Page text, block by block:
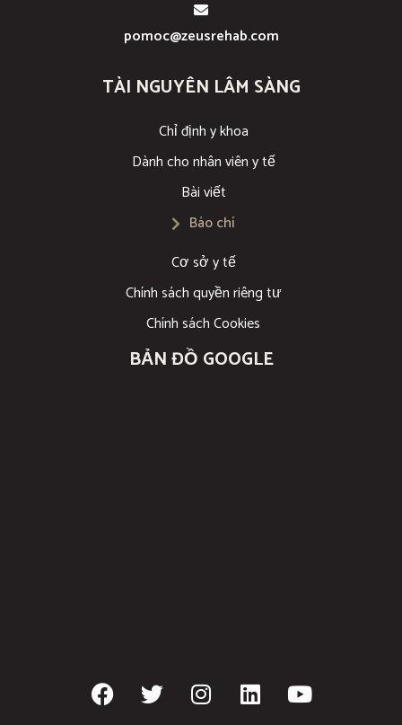
pomoc@zeusrehab.com
TÀI NGUYÊN LÂM SÀNG
Chỉ định y khoa
Dành cho nhân viên y tế
Bài viết
Báo chí
Cơ sở y tế
Chính sách quyền riêng tư
Chính sách Cookies
BẢN ĐỒ GOOGLE